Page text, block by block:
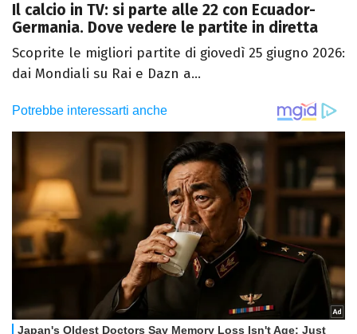
Il calcio in TV: si parte alle 22 con Ecuador-
Germania. Dove vedere le partite in diretta
Scoprite le migliori partite di giovedì 25 giugno 2026:
dai Mondiali su Rai e Dazn a...